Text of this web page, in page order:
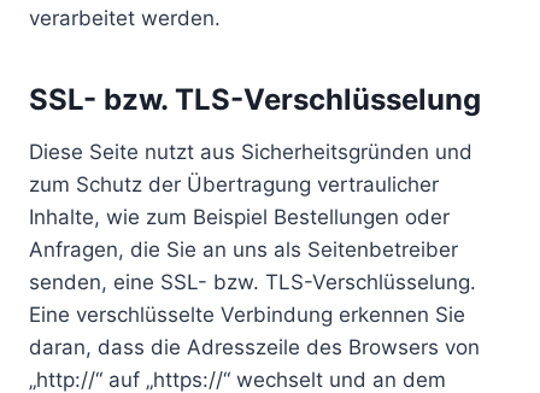
verarbeitet werden.
SSL- bzw. TLS-Verschlüsselung
Diese Seite nutzt aus Sicherheitsgründen und
zum Schutz der Übertragung vertraulicher
Inhalte, wie zum Beispiel Bestellungen oder
Anfragen, die Sie an uns als Seitenbetreiber
senden, eine SSL- bzw. TLS-Verschlüsselung.
Eine verschlüsselte Verbindung erkennen Sie
daran, dass die Adresszeile des Browsers von
„http://“ auf „https://“ wechselt und an dem